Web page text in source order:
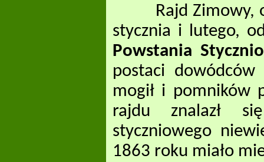
Rajd Zimowy,
stycznia i lutego,
Powstania
postaci
mogił i pomników
rajdu znalazł
styczniowego
1863 roku miało